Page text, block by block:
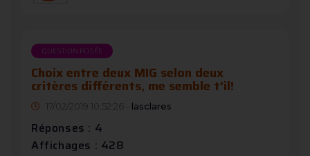
QUESTION POSÉE
Choix entre deux MIG selon deux
critères différents, me semble t'il!
17/02/2019 10:52:26 - lasclares
Réponses : 4
Affichages : 428